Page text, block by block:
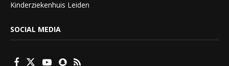
Kinderziekenhuis Leiden
SOCIAL MEDIA